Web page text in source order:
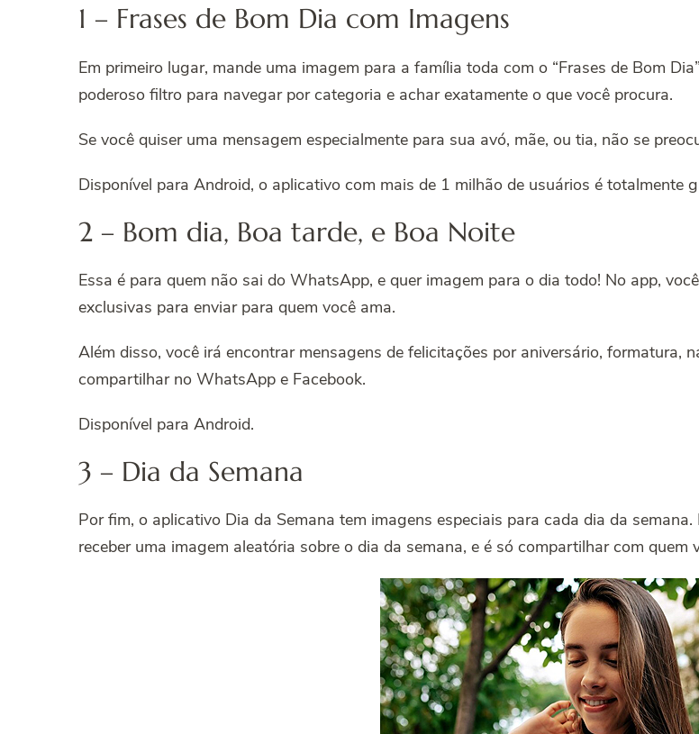
1 – Frases de Bom Dia com Imagens
Em primeiro lugar, mande uma imagem para a família toda com o “Frases de Bom
poderoso filtro para navegar por categoria e achar exatamente o que você procura.
Se você quiser uma mensagem especialmente para sua avó, mãe, ou tia, não se
Disponível para Android, o aplicativo com mais de 1 milhão de usuários é totalmente
2 – Bom dia, Boa tarde, e Boa Noite
Essa é para quem não sai do WhatsApp, e quer imagem para o dia todo! No app,
exclusivas para enviar para quem você ama.
Além disso, você irá encontrar mensagens de felicitações por aniversário, formatura,
compartilhar no WhatsApp e Facebook.
Disponível para Android.
3 – Dia da Semana
Por fim, o aplicativo Dia da Semana tem imagens especiais para cada dia da
receber uma imagem aleatória sobre o dia da semana, e é só compartilhar com